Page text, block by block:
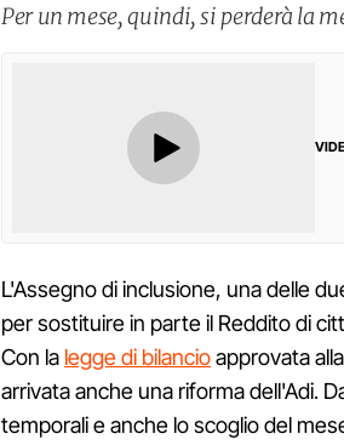
Per un mese, quindi, si perderà la
L'Assegno di inclusione, una delle
per sostituire in parte il Reddito di
Con la legge di bilancioapprovata
arrivata anche una riforma dell'Adi.
temporali e anche lo scoglio del